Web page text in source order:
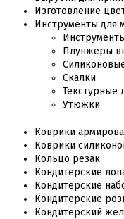
Изготовление
Инструменты для
Плунжеры
Скалки
Текстурные
Утюжки
Коврики
Коврики
Кольцо резак
Кондитерские
Кондитерские
Кондитерские
Кондитерский